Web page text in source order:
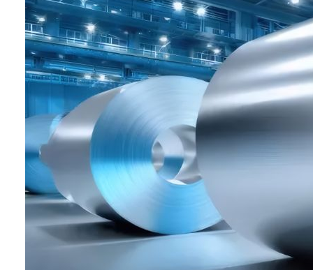
少废弃后的环境负荷。